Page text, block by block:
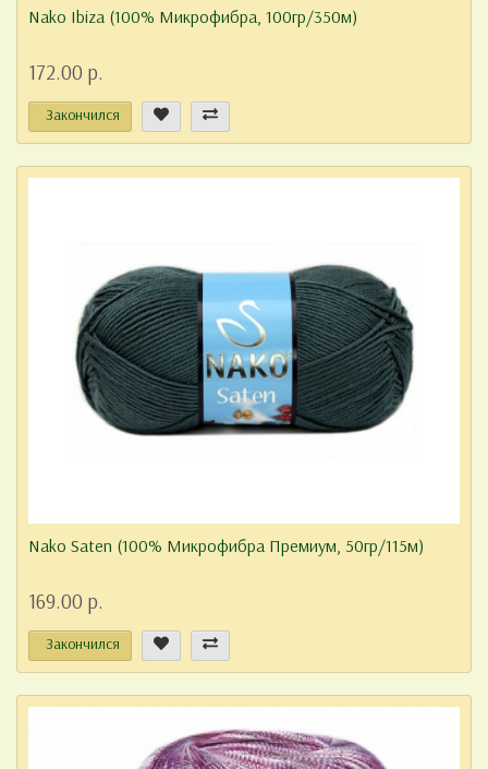
Nako Ibiza (100% Микрофибра, 100гр/350м)
172.00 р.
Закончился
Nako Saten (100% Микрофибра Премиум, 50гр/115м)
169.00 р.
Закончился